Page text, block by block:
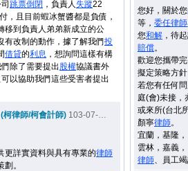
您好，關於
等， 委任律師
您和解 ，待
賠償。
歡迎您攜帶
擬定策略方
若您有任何
庭(會)未接
或來所(台北
顏寧律師。
宜蘭，基隆
雲林，嘉義
律師、員工
跳票倒閉 ，負責人 失蹤22
，且目前蝦冰蟹醬都是負債，
移到負責人弟弟新成立的公
有改制的動作，據了解我們投
借貸的利息 ，想詢問這樣有構
除了需要提出股權協議書外
以協助我們這些受害者提出
柯律師/柯會計師) 103-07-22 09:41
更詳實資料與具有專業的律師
。